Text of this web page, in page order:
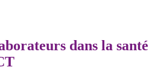
dans la santé